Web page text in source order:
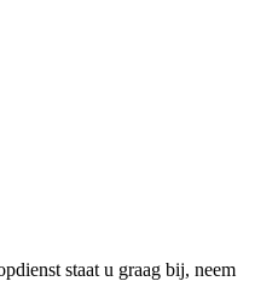
staat u graag bij, neem